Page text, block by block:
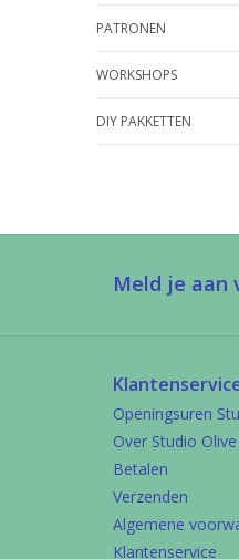
PATRONEN
WORKSHOPS
DIY PAKKETTEN
Meld je aan
Openingsuren
Over Studio Olive
Betalen
Verzenden
Algemene
Klantenservice